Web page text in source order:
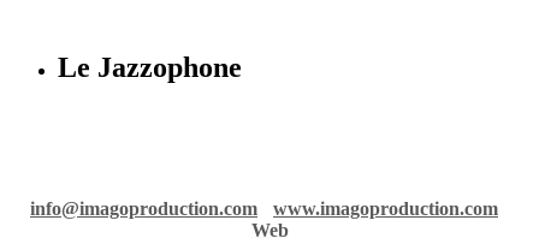
Le Jazzophone
info@imagoproduction.com
www.imagoproduction.com
Web